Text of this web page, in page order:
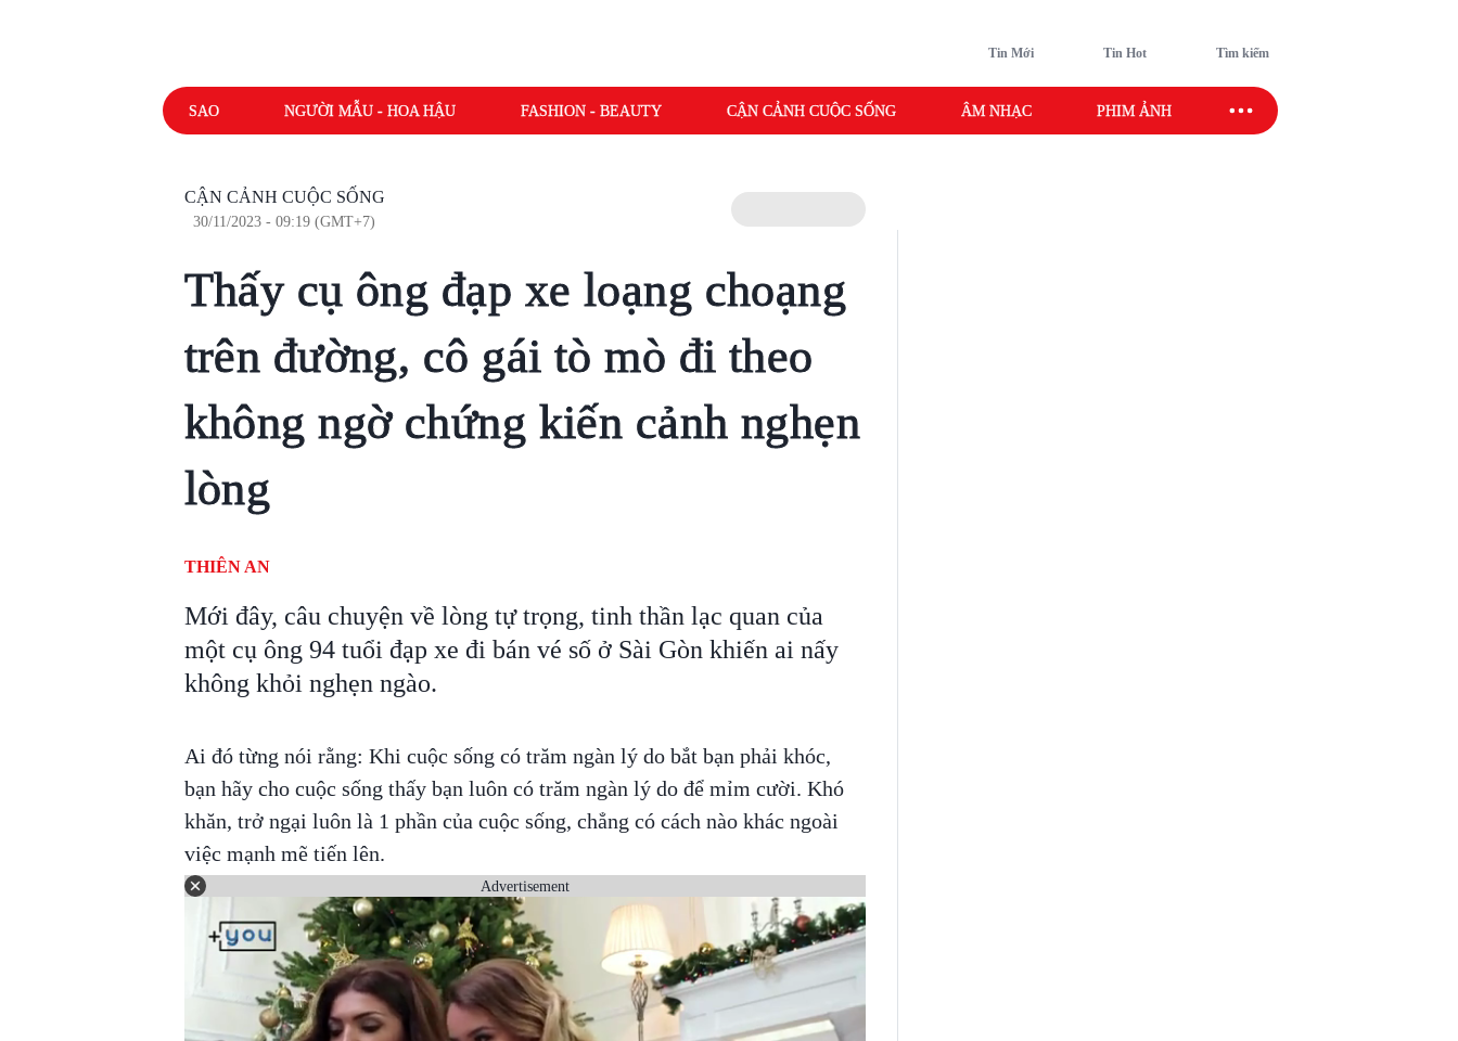
Tin Mới Tin Hot Tìm kiếm
SAO NGƯỜI MẪU - HOA HẬU FASHION - BEAUTY CẬN CẢNH CUỘC SỐNG ÂM NHẠC PHIM ẢNH SAO SPORT
CẬN CẢNH CUỘC SỐNG
30/11/2023 - 09:19 (GMT+7)
Thấy cụ ông đạp xe loạng choạng
trên đường, cô gái tò mò đi theo
không ngờ chứng kiến cảnh nghẹn
lòng
THIÊN AN
Mới đây, câu chuyện về lòng tự trọng, tinh thần lạc quan của
một cụ ông 94 tuổi đạp xe đi bán vé số ở Sài Gòn khiến ai nấy
không khỏi nghẹn ngào.
Ai đó từng nói rằng: Khi cuộc sống có trăm ngàn lý do bắt bạn phải khóc,
bạn hãy cho cuộc sống thấy bạn luôn có trăm ngàn lý do để mỉm cười. Khó
khăn, trở ngại luôn là 1 phần của cuộc sống, chẳng có cách nào khác ngoài
việc mạnh mẽ tiến lên.
Advertisement